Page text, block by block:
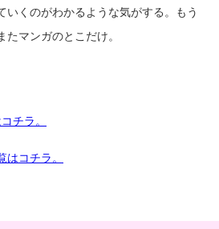
いくのがわかるような気がする。もう
マンガのとこだけ。
チラ。
コチラ。